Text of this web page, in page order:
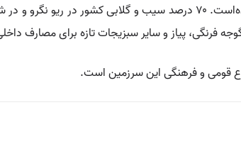
ریو نگرو به خصوص بخش آلتو واله (غرب) و واله مدیو (مرکز) متمرکز شده‌است.
فرنگی، پیاز و سایر سبزیجات تازه برای مصارف
قومی و فرهنگی این سرزمین است.